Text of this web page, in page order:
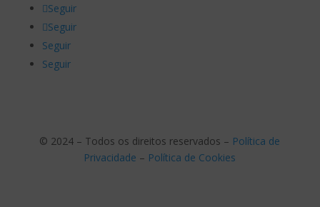
Seguir
Seguir
Seguir
Seguir
© 2024 – Todos os direitos reservados – Política de
Privacidade – Política de Cookies